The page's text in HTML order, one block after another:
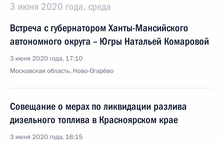
3 июня 2020 года, среда
Встреча с губернатором Ханты-Мансийского
автономного округа – Югры Натальей Комаровой
3 июня 2020 года, 17:10
Московская область, Ново-Огарёво
Совещание о мерах по ликвидации разлива
дизельного топлива в Красноярском крае
3 июня 2020 года, 16:15